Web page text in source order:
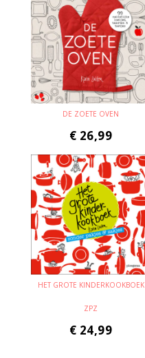
DE ZOETE OVEN
€ 26,99
HET GROTE KINDERKOOKBOEK
ZPZ
€ 24,99